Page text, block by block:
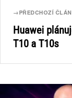
→ PŘEDCHOZÍ
Huawei
T10 a T10s